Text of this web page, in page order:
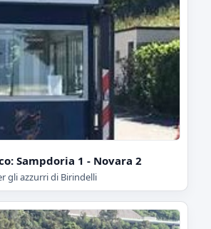
Sampdoria 1 - Novara 2
gli azzurri di Birindelli